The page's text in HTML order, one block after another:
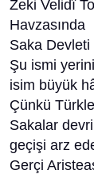
Zeki Velidî
Havzasında
Saka
Şu ismi
isim büyük
Çünkü
Sakalar
geçişi arz
Gerçi